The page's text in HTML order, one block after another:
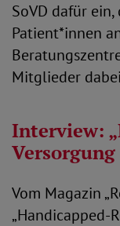
SoVD dafür
Patient*innen
Mitglieder
Interview:
Vom Magazin
„Handicapped-